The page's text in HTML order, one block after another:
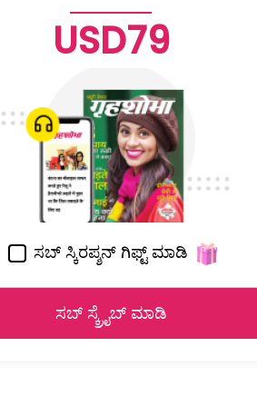
USD79
ಸಬ್ ಸ್ಕಿರಪ್ಶನ್ ಗಿಫ್ಟ್ ಮಾಡಿ
ಸಬ್ ಸ್ಕ್ರೈಬ್ ಮಾಡಿ